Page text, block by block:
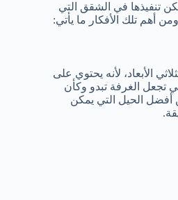
تنفيذها في الشقق التي
أهم تلك الأفكار ما يأتي:
الأبعاد، لأنه يحتوي على
تجعل الغرفة تبدو وكأن
الحيل التي يمكن